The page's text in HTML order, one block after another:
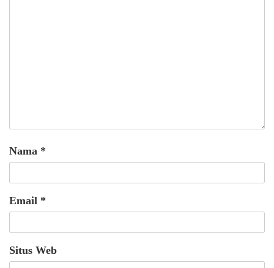
Nama *
Email *
Situs Web